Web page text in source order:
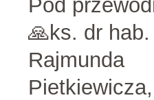
Pod
🙏ks. dr hab.
Rajmunda